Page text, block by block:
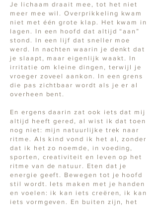
Je lichaam draait mee, tot het niet
meer mee wil. Overprikkeling kwam
niet met één grote klap. Het kwam in
lagen. In een hoofd dat altijd “aan”
stond. In een lijf dat sneller moe
werd. In nachten waarin je denkt dat
je slaapt, maar eigenlijk waakt. In
irritatie om kleine dingen, terwijl je
vroeger zoveel aankon. In een grens
die pas zichtbaar wordt als je er al
overheen bent.
En ergens daarin zat ook iets dat mij
altijd heeft gered, al wist ik dat toen
nog niet: mijn natuurlijke trek naar
ritme. Als kind vond ik het al, zonder
dat ik het zo noemde, in voeding,
sporten, creativiteit en leven op het
ritme van de natuur. Eten dat je
energie geeft. Bewegen tot je hoofd
stil wordt. Iets maken met je handen
en voelen: ik kan iets creëren, ik kan
iets vormgeven. En buiten zijn, het